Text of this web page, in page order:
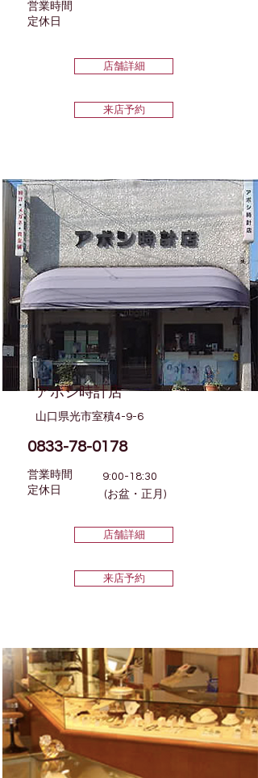
営業時間
​定休日
店舗詳細
来店予約
アボシ時計店
山口県光市室積4-9-6
0833-78-0178
営業時間
​定休日
9:00-18:30
(お盆・正月)
店舗詳細
来店予約